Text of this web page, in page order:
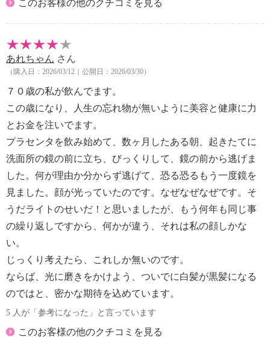
このお客様の他のクチコミを見る
あれちゃん さん
（購入日：2026/03/12｜公開日：2026/03/30）
７０歳の私が飲んでます。
この歳になり、人生の忘れ物が無いように美容と健康に力
とお金を注いでます。
プラセンタを飲み始めて、数ヶ月したある朝、起きたてに
洗面所の鏡の前に立ち、びっくりして、鏡の前から逃げま
した。何が理由か分からず逃げて、恐る恐るもう一度鏡を
見ました。顔が光っていたのです。なぜなぜなぜです。そ
うだライトのせいだ！と思いましたが、もう何年も同じ事
の繰り返しですから、何かが違う、それは私の顔しかな
い。
じっくり考えたら、これしか無いのです。
ならば、光に磨きをかけよう、ついでに白髪が黒髪になる
のではと、密かな期待を込めています。
5 人が「参考になった」と言っています
このお客様の他のクチコミを見る